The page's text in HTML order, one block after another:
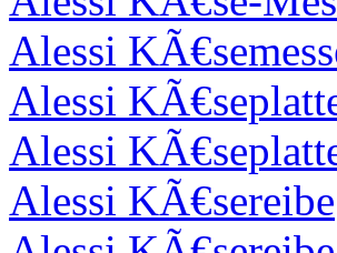
Alessi
Alessi
Alessi
Alessi KÃ€sereibe